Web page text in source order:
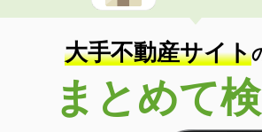
大手不動産サイト
まとめて検